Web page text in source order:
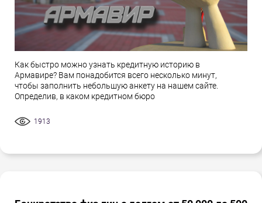
Как быстро можно узнать кредитную историю в
Армавире? Вам понадобится всего несколько минут,
чтобы заполнить небольшую анкету на нашем сайте.
Определив, в каком кредитном бюро
1913